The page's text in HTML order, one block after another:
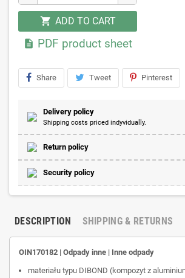
shopping_cart ADD TO CART
 PDF product sheet
Share Tweet Pinterest
Delivery policy
Shipping costs priced indyvidually.
Return policy
Security policy
DESCRIPTION SHIPPING & RETURNS
OIN170182 | Odpady inne | Inne odpady
materiału typu DIBOND (kompozyt z